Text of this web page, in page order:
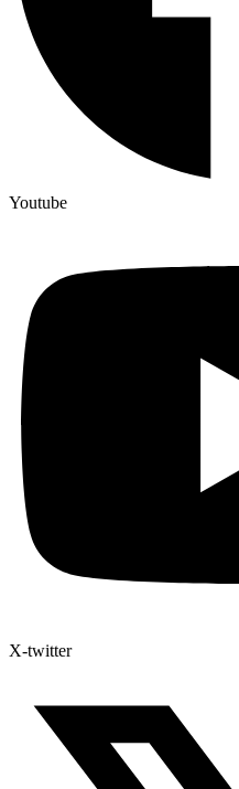
Youtube
X-twitter